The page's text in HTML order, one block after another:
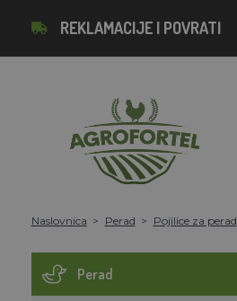
REKLAMACIJE I POVRATI
Naslovnica Perad Pojilice za perad
Perad